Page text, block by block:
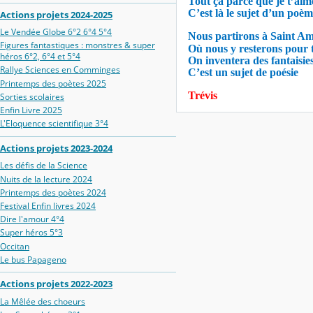
Actions projets 2024-2025
Le Vendée Globe 6°2 6°4 5°4
Figures fantastiques : monstres & super
héros 6°2, 6°4 et 5°4
Rallye Sciences en Comminges
Printemps des poètes 2025
Sorties scolaires
Enfin Livre 2025
L'Eloquence scientifique 3°4
Actions projets 2023-2024
Les défis de la Science
Nuits de la lecture 2024
Printemps des poètes 2024
Festival Enfin livres 2024
Dire l'amour 4°4
Super héros 5°3
Occitan
Le bus Papageno
Actions projets 2022-2023
La Mêlée des choeurs
C’est là le sujet d’un
Nous partirons à Saint
Où nous y resterons pour
On inventera des
C’est un sujet de poésie
Trévis